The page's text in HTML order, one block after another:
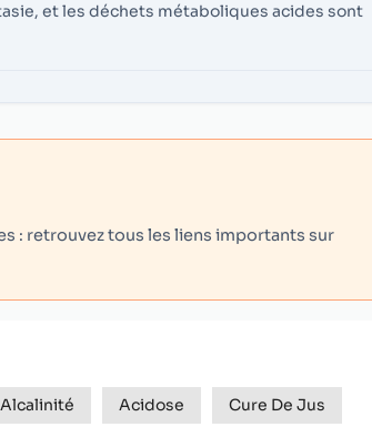
et les déchets métaboliques acides sont
: retrouvez tous les liens importants sur
Acidose Cure De Jus